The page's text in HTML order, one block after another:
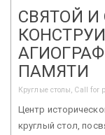
СВЯТОЙ
ПАМЯТИ
Круглые столы, Call for
Центр
круглый стол,